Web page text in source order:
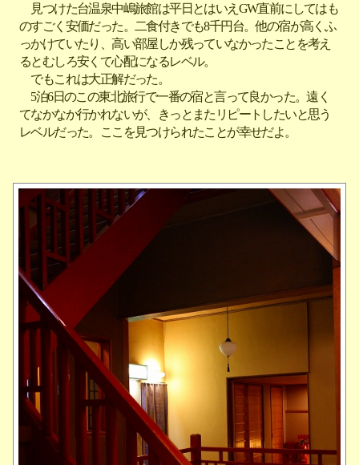
見つけた台温泉中嶋旅館は平日とはいえGW直前にしてはも
のすごく安価だった。二食付きでも8千円台。他の宿が高くふ
っかけていたり、高い部屋しか残っていなかったことを考え
るとむしろ安くて心配になるレベル。
でもこれは大正解だった。
5泊6日のこの東北旅行で一番の宿と言って良かった。遠く
てなかなか行かれないが、きっとまたリピートしたいと思う
レベルだった。ここを見つけられたことが幸せだよ。